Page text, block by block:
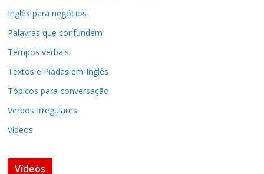
Inglês para negócios
Palavras que confundem
Tempos verbais
Textos e Piadas em Inglês
Tópicos para conversação
Verbos Irregulares
Vídeos
Vídeos